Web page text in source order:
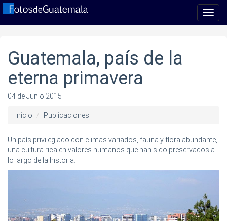
Guatemala, país de la
eterna primavera
04 de Junio 2015
Inicio Publicaciones
Un país privilegiado con climas variados, fauna y flora abundante,
una cultura rica en valores humanos que han sido preservados a
lo largo de la historia.